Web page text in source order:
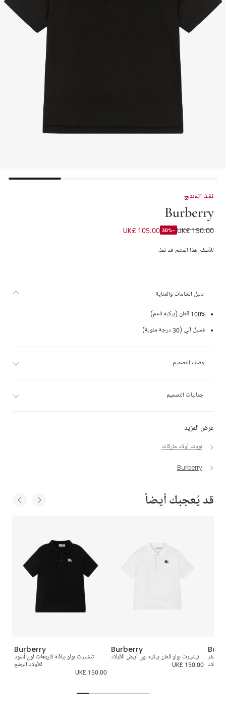
نفذ المنتج
Burberry
تيشيرت بولو بشعار EKD قطن لون أسود للأولاد
UK£ 150.00
-30%
UK£ 105.00
للأسف, هذا المنتج قد نفذ.
عرض المزيد
توبات أولاد ماركات
Burberry
دليل الخامات والعناية
100% قطن (بيكيه ناعم)
غسيل آلي (30 درجة مئوية)
وصف التصميم
جماليات التصميم
قد يُعجبك أيضاً
Burberry
تيشيرت بولو بياقة كاروهات لون أسود
للأولاد الرضع
UK£ 150.00
Burberry
تيشيرت بولو قطن بيكيه لون أبيض للأولاد
UK£ 150.00
أصفر
للأولاد